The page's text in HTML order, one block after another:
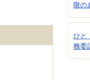
限の
ひと
務委